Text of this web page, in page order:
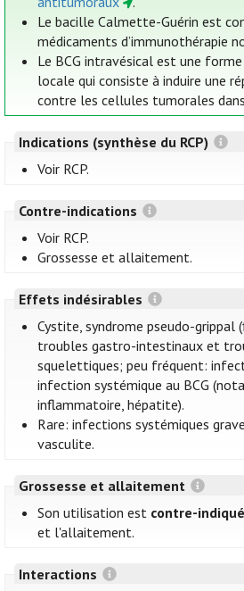
Le bacille Calmette-Guérin est
médicaments d’immunothérapie
Le BCG intravésical est une
locale qui consiste à induire une
contre les cellules tumorales
Indications (synthèse du RCP)
Voir RCP.
Contre-indications
Voir RCP.
Grossesse et allaitement.
Effets indésirables
Cystite, syndrome pseudo-grippal
troubles gastro-intestinaux et
squelettiques; peu fréquent:
infection systémique au BCG
inflammatoire, hépatite).
Rare: infections systémiques
vasculite.
Grossesse et allaitement
Son utilisation est contre-
et l'allaitement.
Interactions